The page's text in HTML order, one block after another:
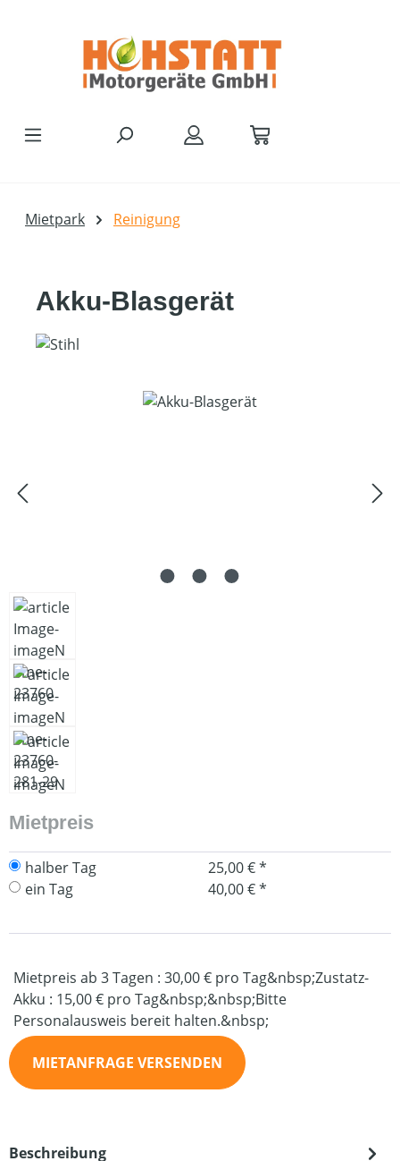
Mietpark Reinigung
Akku-Blasgerät
Bildergalerie überspringen
Mietpreis
halber Tag
25,00 € *
ein Tag
40,00 € *
Mietpreis ab 3 Tagen : 30,00 € pro Tag&nbsp;Zustatz-
Akku : 15,00 € pro Tag&nbsp;&nbsp;Bitte
Personalausweis bereit halten.&nbsp;
MIETANFRAGE VERSENDEN
Beschreibung